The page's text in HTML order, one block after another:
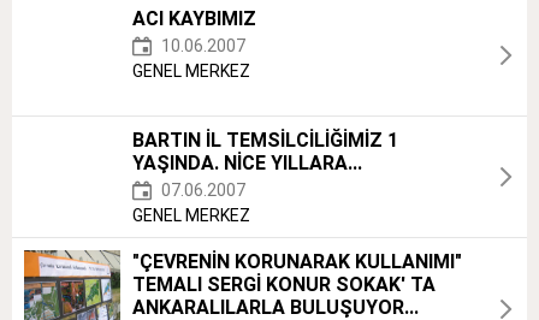
ACI KAYBIMIZ
10.06.2007
GENEL MERKEZ
BARTIN İL TEMSİLCİLİĞİMİZ 1
YAŞINDA. NİCE YILLARA...
07.06.2007
GENEL MERKEZ
"ÇEVRENİN KORUNARAK KULLANIMI"
TEMALI SERGİ KONUR SOKAK' TA
ANKARALILARLA BULUŞUYOR...